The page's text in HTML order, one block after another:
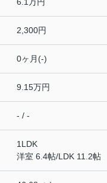
2,300円
0ヶ月(-)
9.15万円
- / -
1LDK
洋室 6.4帖/LDK 11.2帖